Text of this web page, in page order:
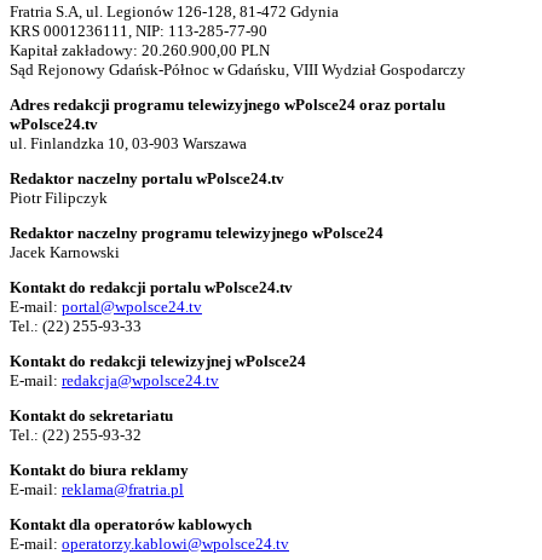
Fratria S.A, ul. Legionów 126-128, 81-472 Gdynia
KRS 0001236111, NIP: 113-285-77-90
Kapitał zakładowy: 20.260.900,00 PLN
Sąd Rejonowy Gdańsk-Północ w Gdańsku, VIII Wydział Gospodarczy
Adres redakcji programu telewizyjnego wPolsce24 oraz portalu
wPolsce24.tv
ul. Finlandzka 10, 03-903 Warszawa
Redaktor naczelny portalu wPolsce24.tv
Piotr Filipczyk
Redaktor naczelny programu telewizyjnego wPolsce24
Jacek Karnowski
Kontakt do redakcji portalu wPolsce24.tv
E-mail: portal@wpolsce24.tv
Tel.: (22) 255-93-33
Kontakt do redakcji telewizyjnej wPolsce24
E-mail: redakcja@wpolsce24.tv
Kontakt do sekretariatu
Tel.: (22) 255-93-32
Kontakt do biura reklamy
E-mail: reklama@fratria.pl
Kontakt dla operatorów kablowych
E-mail: operatorzy.kablowi@wpolsce24.tv